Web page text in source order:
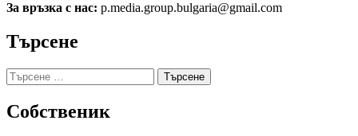
За връзка с нас: p.media.group.bulgaria@gmail.com
Търсене
Търсене
за:
Собственик